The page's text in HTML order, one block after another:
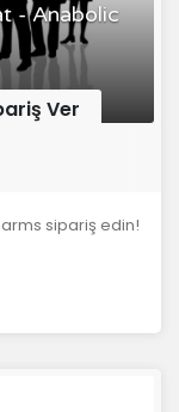
- Anabolic
Ver
sipariş edin!